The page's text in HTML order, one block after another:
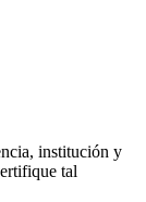
institución y
tal